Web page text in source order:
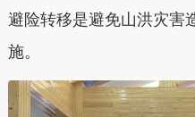
避险转移是避免山洪灾害
施。